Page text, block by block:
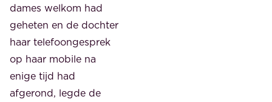
dames welkom had
geheten en de dochter
haar telefoongesprek
op haar mobile na
enige tijd had
afgerond, legde de